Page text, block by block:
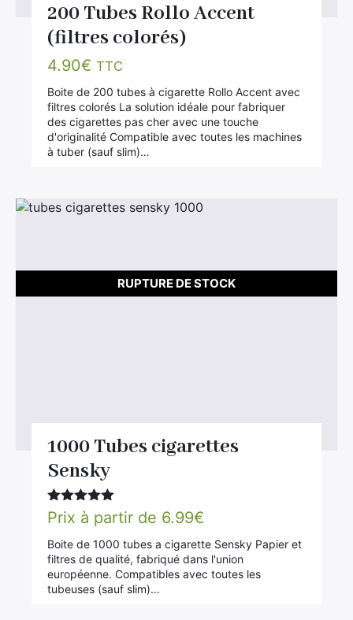
200 Tubes Rollo Accent
(filtres colorés)
4.90€ TTC
Boite de 200 tubes à cigarette Rollo Accent avec
filtres colorés La solution idéale pour fabriquer
des cigarettes pas cher avec une touche
d'originalité Compatible avec toutes les machines
à tuber (sauf slim)…
RUPTURE DE STOCK
1000 Tubes cigarettes
Sensky
Note 5.00
sur 5
Prix à partir de 6.99€
Boite de 1000 tubes a cigarette Sensky Papier et
filtres de qualité, fabriqué dans l'union
européenne. Compatibles avec toutes les
tubeuses (sauf slim)…